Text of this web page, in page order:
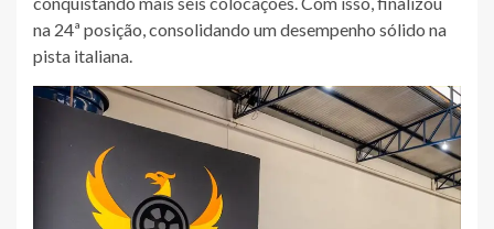
na 24ª posição, consolidando um desempenho sólido na
pista italiana.